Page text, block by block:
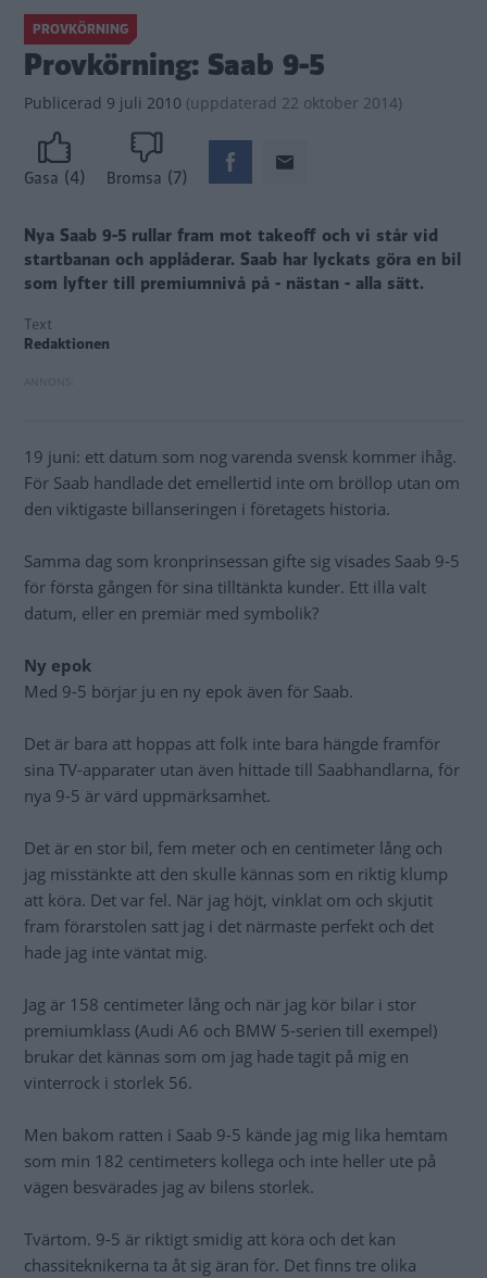
PROVKÖRNING
Provkörning: Saab 9-5
Publicerad 9 juli 2010 (uppdaterad 22 oktober 2014)
Gasa (4) Bromsa (7)
Nya Saab 9-5 rullar fram mot takeoff och vi står vid
startbanan och applåderar. Saab har lyckats göra en bil
som lyfter till premiumnivå på - nästan - alla sätt.
Text
Redaktionen
19 juni: ett datum som nog varenda svensk kommer ihåg.
För Saab handlade det emellertid inte om bröllop utan om
den viktigaste billanseringen i företagets historia.
Samma dag som kronprinsessan gifte sig visades Saab 9-5
för första gången för sina tilltänkta kunder. Ett illa valt
datum, eller en premiär med symbolik?
Ny epok
Med 9-5 börjar ju en ny epok även för Saab.
Det är bara att hoppas att folk inte bara hängde framför
sina TV-apparater utan även hittade till Saabhandlarna, för
nya 9-5 är värd uppmärksamhet.
Det är en stor bil, fem meter och en centimeter lång och
jag misstänkte att den skulle kännas som en riktig klump
att köra. Det var fel. När jag höjt, vinklat om och skjutit
fram förarstolen satt jag i det närmaste perfekt och det
hade jag inte väntat mig.
Jag är 158 centimeter lång och när jag kör bilar i stor
premiumklass (Audi A6 och BMW 5-serien till exempel)
brukar det kännas som om jag hade tagit på mig en
vinterrock i storlek 56.
Men bakom ratten i Saab 9-5 kände jag mig lika hemtam
som min 182 centimeters kollega och inte heller ute på
vägen besvärades jag av bilens storlek.
Tvärtom. 9-5 är riktigt smidig att köra och det kan
chassiteknikerna ta åt sig äran för. Det finns tre olika